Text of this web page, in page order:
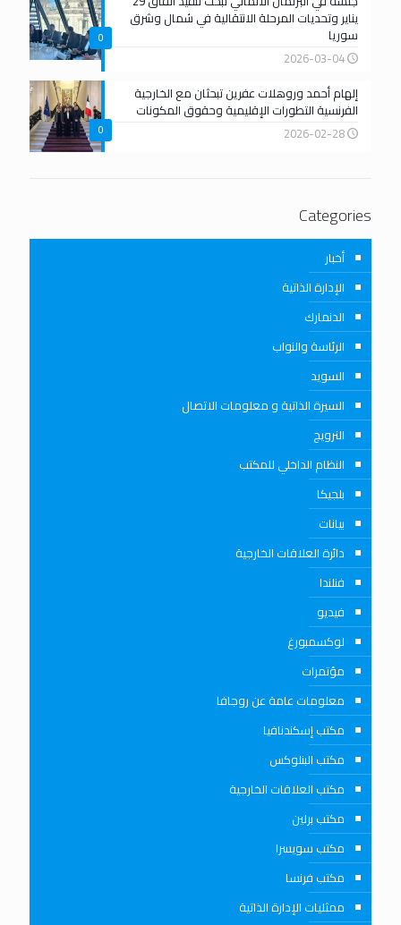
0
يناير وتحديات المرحلة الانتقالية في شمال وشرق
سوريا
2026-03-04
0
إلهام أحمد وروهلات عفرين تبحثان مع الخارجية
الفرنسية التطورات الإقليمية وحقوق المكونات
2026-02-28
Categories
أخبار
الإدارة الذاتية
الدنمارك
الرئاسة والنواب
السويد
السيرة الذاتية و معلومات الاتصال
النرويج
النظام الداخلي للمكتب
بلجيكا
بيانات
دائرة العلاقات الخارجية
فنلندا
فيديو
لوكسمبورغ
مؤتمرات
معلومات عامة عن روجافا
مكتب إسكندنافيا
مكتب البنلوكس
مكتب العلاقات الخارجية
مكتب برلين
مكتب سويسرا
مكتب فرنسا
ممثليات الإدارة الذاتية